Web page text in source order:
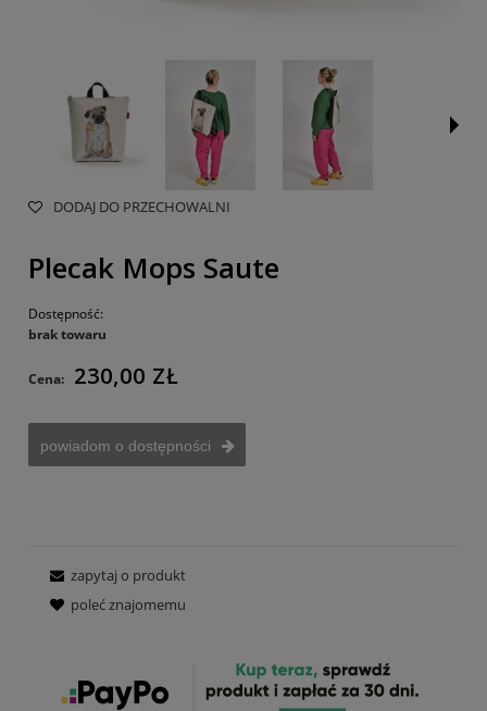
DODAJ DO PRZECHOWALNI
Plecak Mops Saute
Dostępność:
brak towaru
Cena: 230,00 ZŁ
powiadom o dostępności
zapytaj o produkt
poleć znajomemu